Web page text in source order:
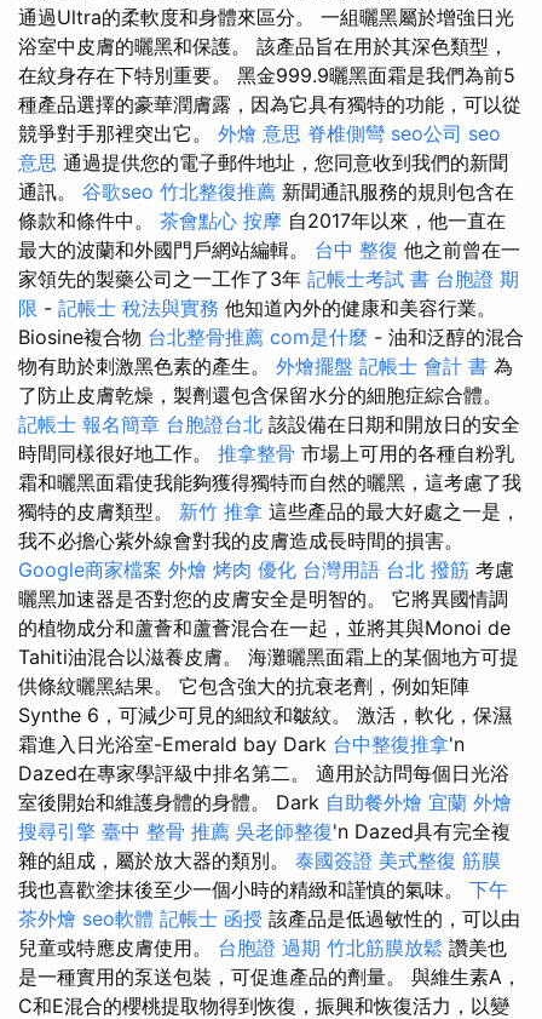
通過Ultra的柔軟度和身體來區分。 一組曬黑屬於增強日光
浴室中皮膚的曬黑和保護。 該產品旨在用於其深色類型，
在紋身存在下特別重要。 黑金999.9曬黑面霜是我們為前5
種產品選擇的豪華潤膚露，因為它具有獨特的功能，可以從
競爭對手那裡突出它。 外燴 意思 脊椎側彎 seo公司 seo
意思 通過提供您的電子郵件地址，您同意收到我們的新聞
通訊。 谷歌seo 竹北整復推薦 新聞通訊服務的規則包含在
條款和條件中。 茶會點心 按摩 自2017年以來，他一直在
最大的波蘭和外國門戶網站編輯。 台中 整復 他之前曾在一
家領先的製藥公司之一工作了3年 記帳士考試 書 台胞證 期
限 - 記帳士 稅法與實務 他知道內外的健康和美容行業。
Biosine複合物 台北整骨推薦 com是什麼 - 油和泛醇的混合
物有助於刺激黑色素的產生。 外燴擺盤 記帳士 會計 書 為
了防止皮膚乾燥，製劑還包含保留水分的細胞症綜合體。
記帳士 報名簡章 台胞證台北 該設備在日期和開放日的安全
時間同樣很好地工作。 推拿整骨 市場上可用的各種自粉乳
霜和曬黑面霜使我能夠獲得獨特而自然的曬黑，這考慮了我
獨特的皮膚類型。 新竹 推拿 這些產品的最大好處之一是，
我不必擔心紫外線會對我的皮膚造成長時間的損害。
Google商家檔案 外燴 烤肉 優化 台灣用語 台北 撥筋 考慮
曬黑加速器是否對您的皮膚安全是明智的。 它將異國情調
的植物成分和蘆薈和蘆薈混合在一起，並將其與Monoi de
Tahiti油混合以滋養皮膚。 海灘曬黑面霜上的某個地方可提
供條紋曬黑結果。 它包含強大的抗衰老劑，例如矩陣
Synthe 6，可減少可見的細紋和皺紋。 激活，軟化，保濕
霜進入日光浴室-Emerald bay Dark 台中整復推拿'n
Dazed在專家學評級中排名第二。 適用於訪問每個日光浴
室後開始和維護身體的身體。 Dark 自助餐外燴 宜蘭 外燴
搜尋引擎 臺中 整骨 推薦 吳老師整復'n Dazed具有完全複
雜的組成，屬於放大器的類別。 泰國簽證 美式整復 筋膜
我也喜歡塗抹後至少一個小時的精緻和謹慎的氣味。 下午
茶外燴 seo軟體 記帳士 函授 該產品是低過敏性的，可以由
兒童或特應皮膚使用。 台胞證 過期 竹北筋膜放鬆 讚美也
是一種實用的泵送包裝，可促進產品的劑量。 與維生素A，
C和E混合的櫻桃提取物得到恢復，振興和恢復活力，以變